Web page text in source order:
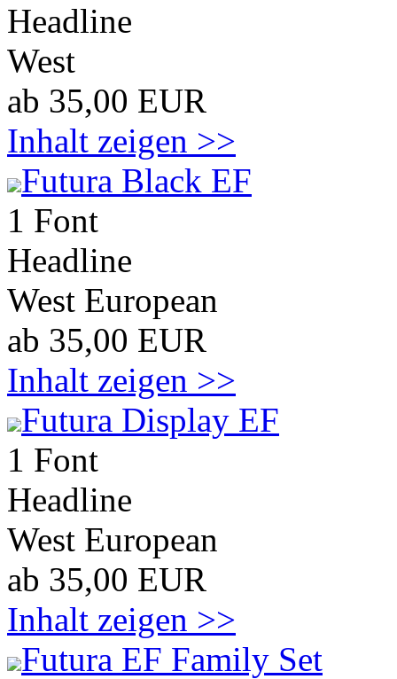
Headline
West
ab 35,00 EUR
Inhalt zeigen >>
Futura Black EF
1 Font
Headline
West European
ab 35,00 EUR
Inhalt zeigen >>
Futura Display EF
1 Font
Headline
West European
ab 35,00 EUR
Inhalt zeigen >>
Futura EF Family Set